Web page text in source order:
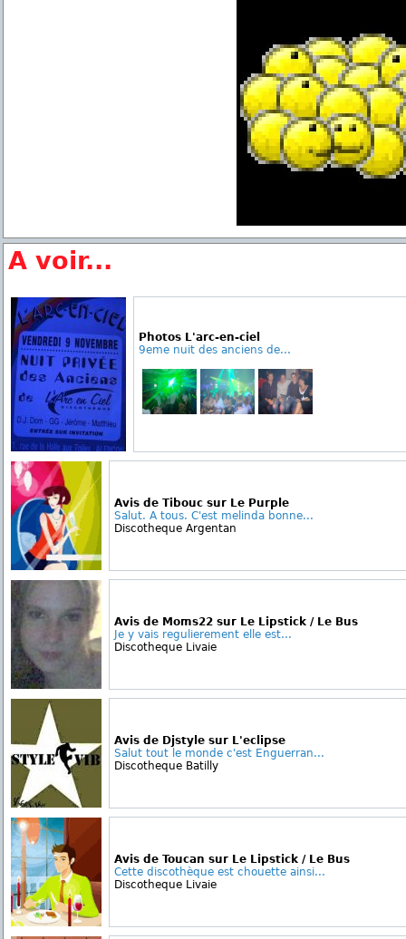
A voir...
Photos L'arc-en-ciel
9eme nuit des anciens de...
Avis de Tibouc sur Le Purple
Salut. A tous. C'est melinda bonne...
Discotheque Argentan
Avis de Moms22 sur Le Lipstick / Le Bus
Je y vais regulierement elle est...
Discotheque Livaie
Avis de Djstyle sur L'eclipse
Salut tout le monde c'est Enguerran...
Discotheque Batilly
Avis de Toucan sur Le Lipstick / Le Bus
Cette discothèque est chouette ainsi...
Discotheque Livaie